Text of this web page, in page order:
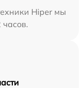
Hiper мы
часов.